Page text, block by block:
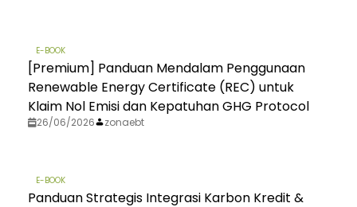
E-BOOK
[Premium] Panduan Mendalam Penggunaan
Renewable Energy Certificate (REC) untuk
Klaim Nol Emisi dan Kepatuhan GHG Protocol
26/06/2026 zonaebt
E-BOOK
Panduan Strategis Integrasi Karbon Kredit &